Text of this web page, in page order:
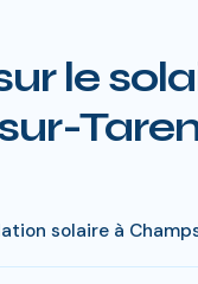
le
solaire à